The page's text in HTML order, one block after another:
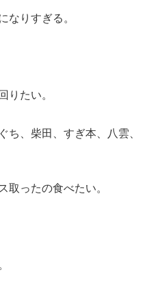
なりすぎる。
りたい。
ち、柴田、すぎ本、八雲、
取ったの食べたい。